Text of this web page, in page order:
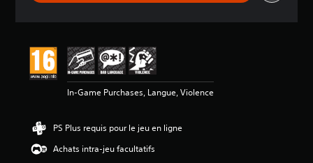
In-Game Purchases, Langue, Violence
PS Plus requis pour le jeu en ligne
Achats intra-jeu facultatifs